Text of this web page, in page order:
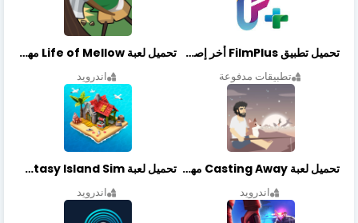
تحميل تطبيق FilmPlus أخر إصدار
تطبيقات مدفوعة
تحميل لعبة Life of Mellow مهكرة أخر إصدار
اندرويد
تحميل لعبة Casting Away مهكرة أخر إصدار
اندرويد
تحميل لعبة Fantasy Island Sim مهكرة أخر إصدار
اندرويد